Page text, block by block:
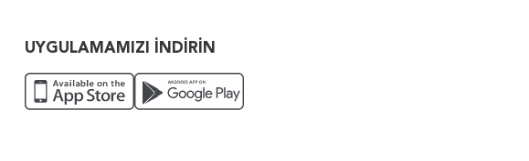
UYGULAMAMIZI İNDİRİN